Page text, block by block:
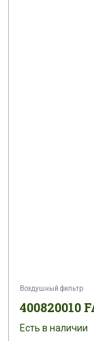
Воздушный фильтр
400820010
Есть в наличии